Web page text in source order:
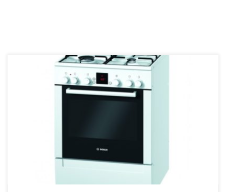
VAŽNO OBAVJEŠTENJE O SIGURNOSTI: MOGUĆ JE RIZIK OD